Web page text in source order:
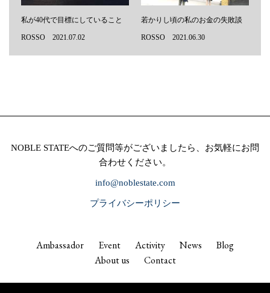
私が40代で目標にしていること
ROSSO 2021.07.02
若かりし頃の私のお金の失敗談
ROSSO 2021.06.30
NOBLE STATEへのご質問等がございましたら、お気軽にお問
合わせください。
info@noblestate.com
プライバシーポリシー
Ambassador Event Activity News
Blog
About us
Contact